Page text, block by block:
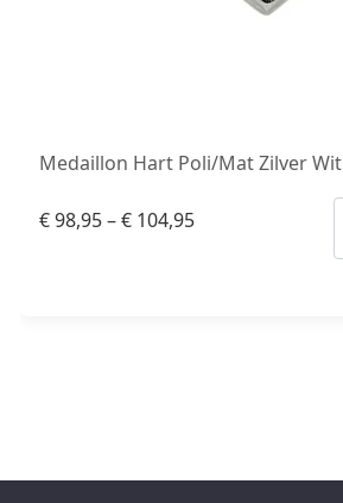
Medaillon Hart Poli/Mat Zilver Wit
€98,95–€ 104,95